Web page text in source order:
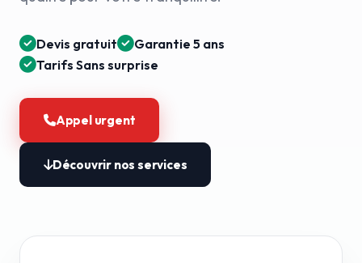
Devis gratuit
Garantie 5 ans
Tarifs Sans surprise
Appel urgent
Découvrir nos services